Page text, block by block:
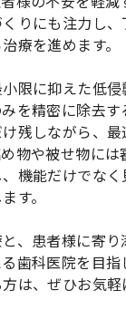
りにも注力し
療を進めます。
限に抑えた低
を精密に除去
残しながら、
物や被せ物に
機能だけでな
す。
、患者様に寄
歯科医院を目
は、ぜひお気